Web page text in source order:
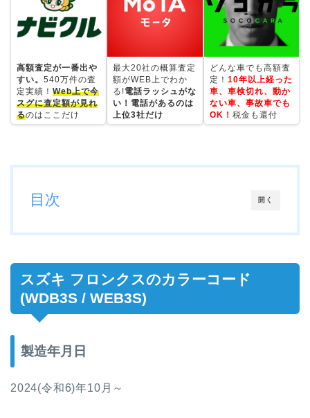
高額査定が一番出や
すい。 540万件の査
定実績！ Web上で今
スグに査定額が見れ
るのはここだけ
最大20社の概算査定
額がWEB上でわか
る!電話ラッシュがな
い！電話があるのは
上位3社だけ
どんな車でも高額査
定！ 10年以上経った
車、車検切れ、動か
ない車、事故車でも
OK！ 税金も還付
開く
目次
スズキ フロンクスのカラーコード
(WDB3S / WEB3S)
製造年月日
2024(令和6)年10月～